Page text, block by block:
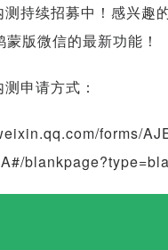
持续招募中！感兴趣
版微信的最新功能！
申请方式：
forms/